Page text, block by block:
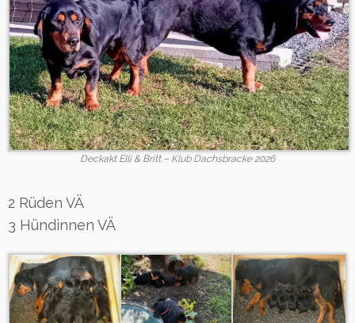
Deckakt Elli & Britt – Klub Dachsbracke 2026
2 Rüden VÄ
3 Hündinnen VÄ